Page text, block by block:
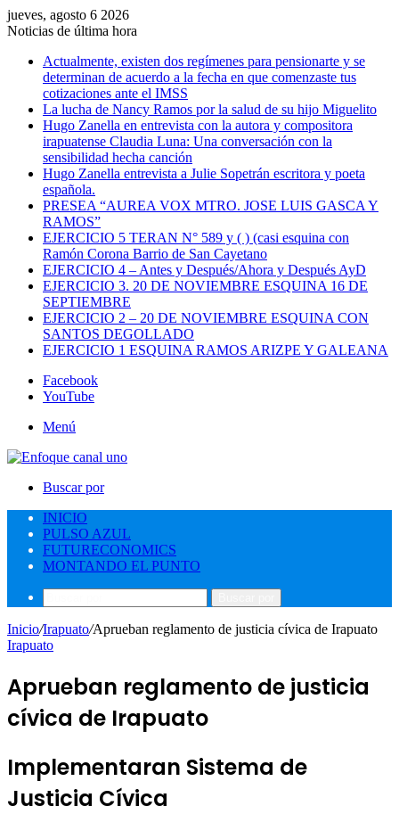
jueves, agosto 6 2026
Noticias de última hora
Actualmente, existen dos regímenes para pensionarte y se
determinan de acuerdo a la fecha en que comenzaste tus
cotizaciones ante el IMSS
La lucha de Nancy Ramos por la salud de su hijo Miguelito
Hugo Zanella en entrevista con la autora y compositora
irapuatense Claudia Luna: Una conversación con la
sensibilidad hecha canción
Hugo Zanella entrevista a Julie Sopetrán escritora y poeta
española.
PRESEA “AUREA VOX MTRO. JOSE LUIS GASCA Y
RAMOS”
EJERCICIO 5 TERAN N° 589 y ( ) (casi esquina con
Ramón Corona Barrio de San Cayetano
EJERCICIO 4 – Antes y Después/Ahora y Después AyD
EJERCICIO 3. 20 DE NOVIEMBRE ESQUINA 16 DE
SEPTIEMBRE
EJERCICIO 2 – 20 DE NOVIEMBRE ESQUINA CON
SANTOS DEGOLLADO
EJERCICIO 1 ESQUINA RAMOS ARIZPE Y GALEANA
Facebook
YouTube
Menú
Buscar por
INICIO
PULSO AZUL
FUTURECONOMICS
MONTANDO EL PUNTO
Inicio/Irapuato/Aprueban reglamento de justicia cívica de Irapuato
Irapuato
Aprueban reglamento de justicia
cívica de Irapuato
Implementaran Sistema de
Justicia Cívica